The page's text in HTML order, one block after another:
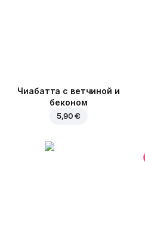
Чиабатта с ветчиной и
беконом
5,90 €